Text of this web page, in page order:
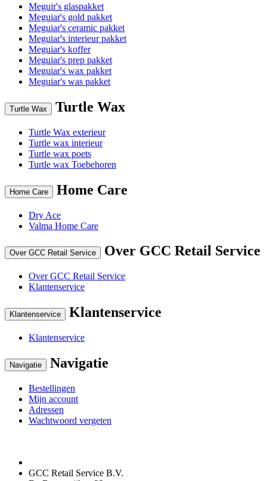
Meguir's glaspakket
Meguiar's gold pakket
Meguiar's ceramic pakket
Meguiar's interieur pakket
Meguiar's koffer
Meguiar's prep pakket
Meguiar's wax pakket
Meguiar's was pakket
Turtle Wax Turtle Wax
Turtle Wax exterieur
Turtle wax interieur
Turtle wax poets
Turtle wax Toebehoren
Home Care Home Care
Dry Ace
Valma Home Care
Over GCC Retail Service Over GCC Retail Service
Over GCC Retail Service
Klantenservice
Klantenservice Klantenservice
Klantenservice
Navigatie Navigatie
Bestellingen
Mijn account
Adressen
Wachtwoord vergeten
GCC Retail Service B.V.